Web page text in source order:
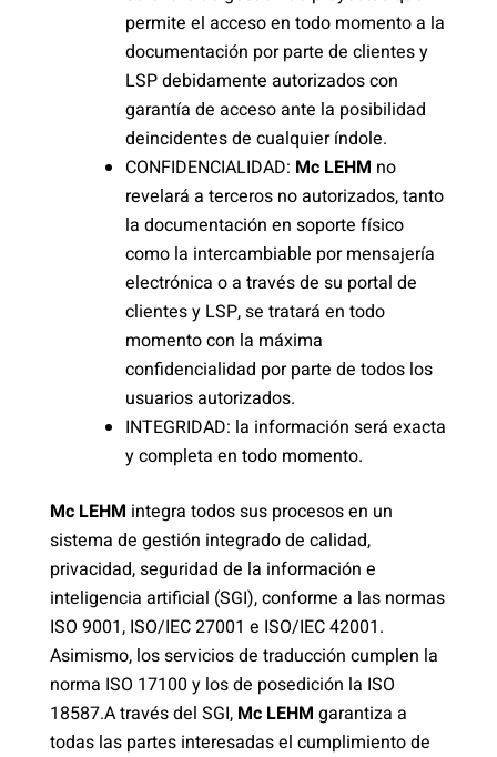
permite el acceso en todo momento a la
documentación por parte de clientes y
LSP debidamente autorizados con
garantía de acceso ante la posibilidad
deincidentes de cualquier índole.
CONFIDENCIALIDAD: Mc LEHM no
revelará a terceros no autorizados, tanto
la documentación en soporte físico
como la intercambiable por mensajería
electrónica o a través de su portal de
clientes y LSP, se tratará en todo
momento con la máxima
confidencialidad por parte de todos los
usuarios autorizados.
INTEGRIDAD: la información será exacta
y completa en todo momento.
Mc LEHM integra todos sus procesos en un
sistema de gestión integrado de calidad,
privacidad, seguridad de la información e
inteligencia artificial (SGI), conforme a las normas
ISO 9001, ISO/IEC 27001 e ISO/IEC 42001.
Asimismo, los servicios de traducción cumplen la
norma ISO 17100 y los de posedición la ISO
18587.A través del SGI, Mc LEHM garantiza a
todas las partes interesadas el cumplimiento de